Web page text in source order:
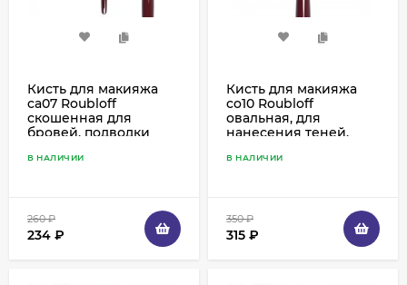
Кисть для макияжа
ca07 Roubloff
скошенная для
бровей, подводки
синтетика рыжая
В НАЛИЧИИ
260₽
234 ₽
Кисть для макияжа
co10 Roubloff
овальная, для
нанесения теней,
растушевки,
В НАЛИЧИИ
350₽
315 ₽